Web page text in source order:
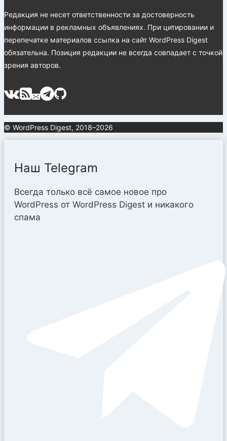
Редакция не несет ответственности за достоверность
информации в рекламных объявлениях. При цитировании и
перепечатке материалов ссылка на сайт WordPress Digest
обязательна. Позиция редакции не всегда совпадает с точкой
зрения авторов.
© WordPress Digest, 2018–2026
Наш Telegram
Всегда только всё самое новое про
WordPress от WordPress Digest и никакого
спама